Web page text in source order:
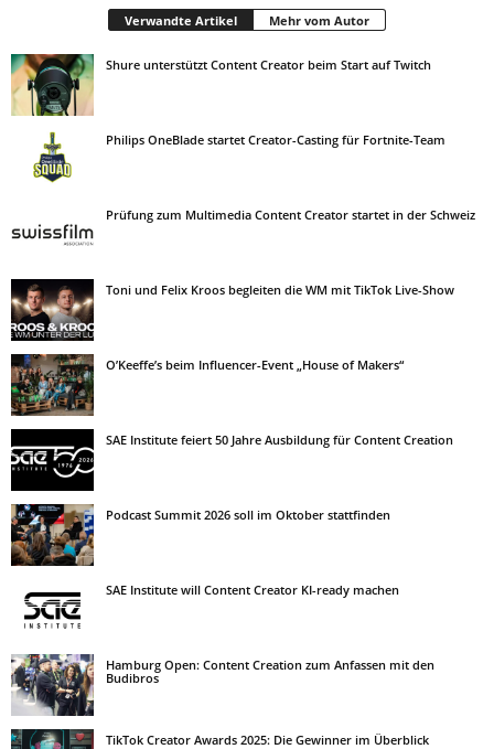
Verwandte Artikel Mehr vom Autor
Shure unterstützt Content Creator beim Start auf Twitch
Philips OneBlade startet Creator-Casting für Fortnite-Team
Prüfung zum Multimedia Content Creator startet in der Schweiz
Toni und Felix Kroos begleiten die WM mit TikTok Live-Show
O’Keeffe’s beim Influencer-Event „House of Makers“
SAE Institute feiert 50 Jahre Ausbildung für Content Creation
Podcast Summit 2026 soll im Oktober stattfinden
SAE Institute will Content Creator KI-ready machen
Hamburg Open: Content Creation zum Anfassen mit den
Budibros
TikTok Creator Awards 2025: Die Gewinner im Überblick